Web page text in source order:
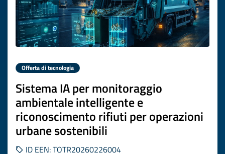
Offerta di tecnologia
Sistema IA per monitoraggio
ambientale intelligente e
riconoscimento rifiuti per operazioni
urbane sostenibili
ID EEN: TOTR20260226004